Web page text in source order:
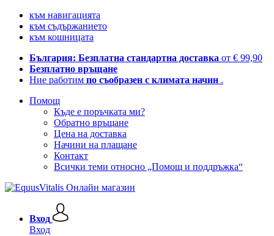
към навигацията
към съдържанието
към кошницата
България: Безплатна стандартна доставка от € 99,90
Безплатно връщане
Ние работим по съобразен с климата начин .
Помощ
Къде е поръчката ми?
Обратно връщане
Цена на доставка
Начини на плащане
Контакт
Всички теми относно „Помощ и поддръжка“
Вход
Вход